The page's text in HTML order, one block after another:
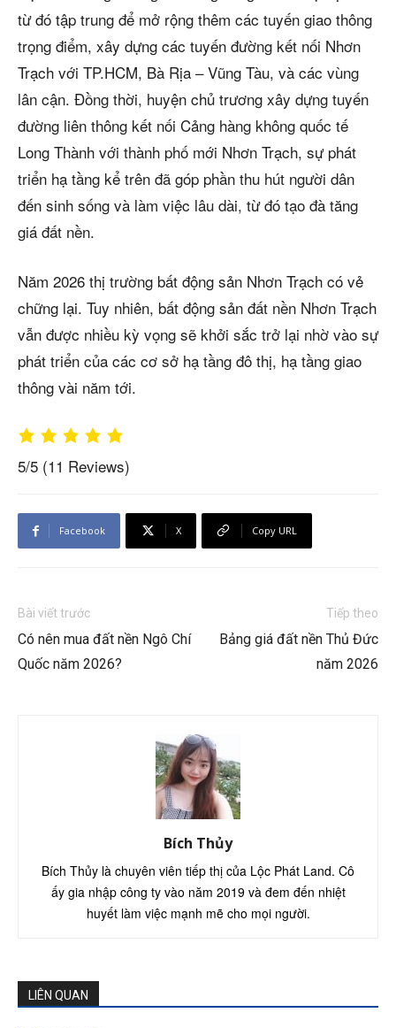
từ đó tập trung để mở rộng thêm các tuyến giao thông
trọng điểm, xây dựng các tuyến đường kết nối Nhơn
Trạch với TP.HCM, Bà Rịa – Vũng Tàu, và các vùng
lân cận. Đồng thời, huyện chủ trương xây dựng tuyến
đường liên thông kết nối Cảng hàng không quốc tế
Long Thành với thành phố mới Nhơn Trạch, sự phát
triển hạ tầng kể trên đã góp phần thu hút người dân
đến sinh sống và làm việc lâu dài, từ đó tạo đà tăng
giá đất nền.
Năm 2026 thị trường bất động sản Nhơn Trạch có vẻ
chững lại. Tuy nhiên, bất động sản đất nền Nhơn Trạch
vẫn được nhiều kỳ vọng sẽ khởi sắc trở lại nhờ vào sự
phát triển của các cơ sở hạ tầng đô thị, hạ tầng giao
thông vài năm tới.
5/5 (11 Reviews)
Facebook X Copy URL
Bài viết trước
Có nên mua đất nền Ngô Chí
Quốc năm 2026?
Tiếp theo
Bảng giá đất nền Thủ Đức
năm 2026
Bích Thủy
Bích Thủy là chuyên viên tiếp thị của Lộc Phát Land. Cô
ấy gia nhập công ty vào năm 2019 và đem đến nhiệt
huyết làm việc mạnh mẽ cho mọi người.
LIÊN QUAN